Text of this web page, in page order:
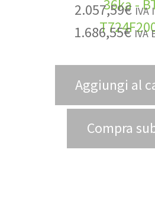
2.057,59€ IVA
1.686,55€ IVA
Aggiungi al
Compra